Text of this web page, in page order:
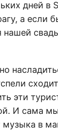
дней в
а если
нашей
эти
И сама
в